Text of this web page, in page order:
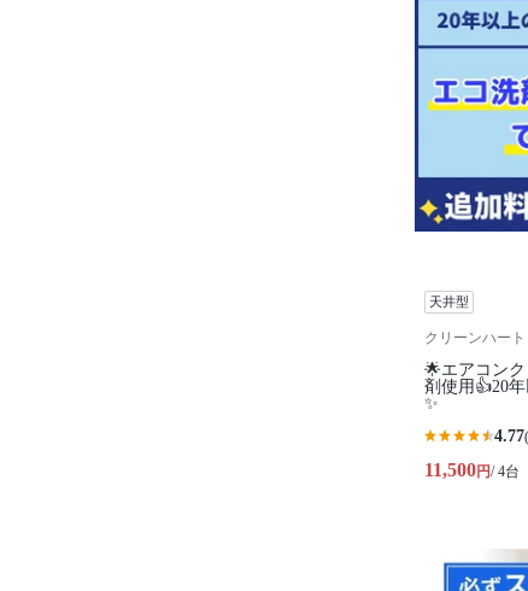
天井型
クリーンハート
🌟エアコン
剤使用👍20
✨
4.77
11,500円/ 4台